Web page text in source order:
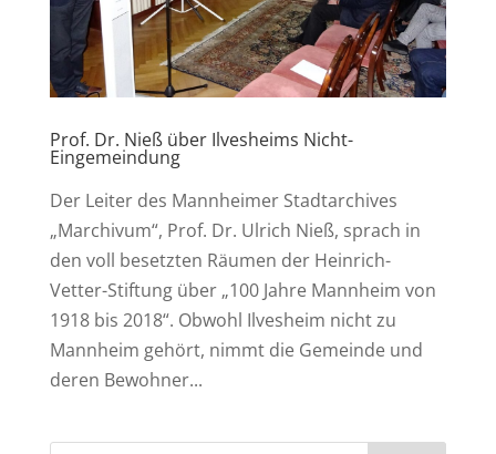
Prof. Dr. Nieß über Ilvesheims Nicht-
Eingemeindung
Der Leiter des Mannheimer Stadtarchives
„Marchivum“, Prof. Dr. Ulrich Nieß, sprach in
den voll besetzten Räumen der Heinrich-
Vetter-Stiftung über „100 Jahre Mannheim von
1918 bis 2018“. Obwohl Ilvesheim nicht zu
Mannheim gehört, nimmt die Gemeinde und
deren Bewohner...